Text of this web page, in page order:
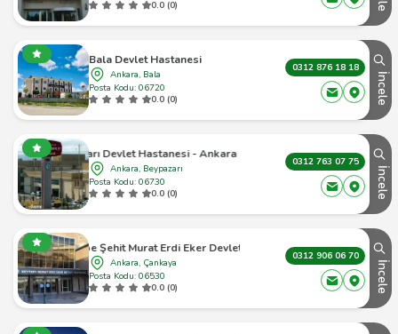
0.0 (0)
Bala Devlet Hastanesi
Ankara, Bala
Posta Kodu: 06720
0.0 (0)
0312 876 18 18
İncele
Beypazarı Devlet Hastanesi - Ankara Beypazarı - 1
Ankara, Beypazarı
Posta Kodu: 06730
0.0 (0)
0312 763 07 75
İncele
Beytepe Şehit Murat Erdi Eker Devlet Hastanesi
Ankara, Çankaya
Posta Kodu: 06530
0.0 (0)
0312 906 06 70
İncele